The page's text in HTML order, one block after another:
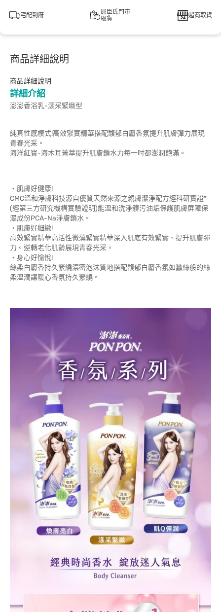
宅配到府
屈臣氏門市
取貨
超商取貨
商品詳細說明
商品詳細說明
詳細介紹
澎澎香浴乳-漾采緊緻型
純真性感模式!高效緊實精華搭配馥郁白麝香氛提升肌膚彈力展現
青春光采。
海洋紅寶-海木耳菁萃提升肌膚鎖水力每一吋都澎潤飽滿。
‧肌膚好健康!
CMC溫和淨膚科技源自優質天然來源之親膚潔淨配方經科研實證*
(經第三方研究機構實驗證明)能溫和洗淨髒污油垢保護肌膚屏障保
濕成份PCA-Na淨膚鎖水。
‧肌膚好細緻!
高效緊實精華高活性微藻緊實精華深入肌底有效緊實、提升肌膚彈
力。逆轉老化肌齡展現青春光采。
‧身心好愉悅!
絲柔白麝香持久縈繞濃密泡沫質地搭配馥郁白麝香氛如蠶絲般的絲
柔溫潤讓暖心香氛持久縈繞。